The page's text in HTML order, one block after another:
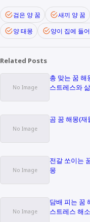
검은 양 꿈 새끼 양 꿈
양 태몽
양이 집에 들
Related Posts
총 맞는 꿈 해
스트레스와
곰 꿈 해몽(재
전갈 쏘이는
몽
담배 피는 꿈
스트레스 해